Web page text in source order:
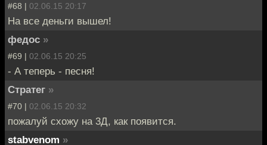
#68 | 02.06.15 20:17
На все деньги вышел!
федос »
#69 | 02.06.15 20:25
- А теперь - песня!
Стратег »
#70 | 02.06.15 20:32
пожалуй схожу на 3Д, как появится.
stabvenom »